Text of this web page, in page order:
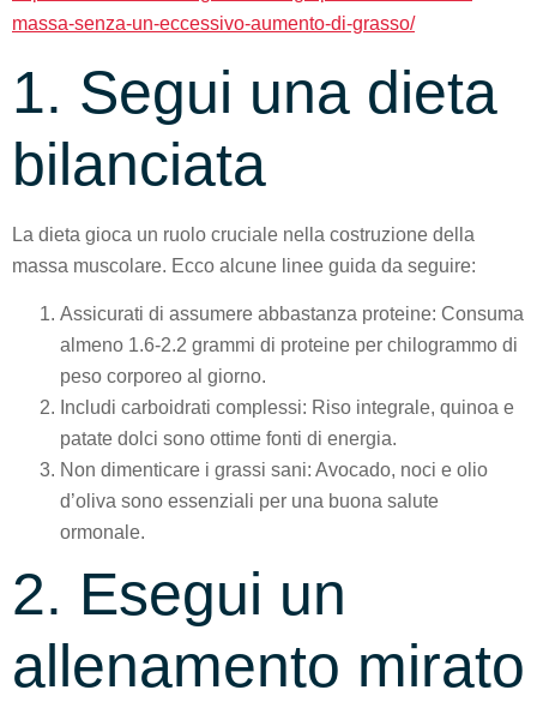
massa-senza-un-eccessivo-aumento-di-grasso/
1. Segui una dieta
bilanciata
La dieta gioca un ruolo cruciale nella costruzione della
massa muscolare. Ecco alcune linee guida da seguire:
Assicurati di assumere abbastanza proteine: Consuma
almeno 1.6-2.2 grammi di proteine per chilogrammo di
peso corporeo al giorno.
Includi carboidrati complessi: Riso integrale, quinoa e
patate dolci sono ottime fonti di energia.
Non dimenticare i grassi sani: Avocado, noci e olio
d’oliva sono essenziali per una buona salute
ormonale.
2. Esegui un
allenamento mirato